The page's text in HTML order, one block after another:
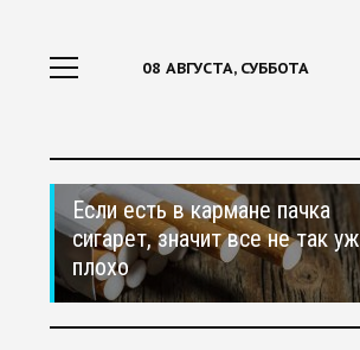
08 АВГУСТА, СУББОТА
Если есть в кармане пачка
сигарет, значит все не так уж
плохо